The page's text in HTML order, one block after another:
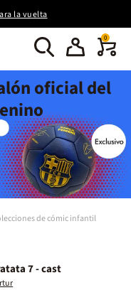
la vuelta
0
oficial del
de cómic infantil
7 - cast